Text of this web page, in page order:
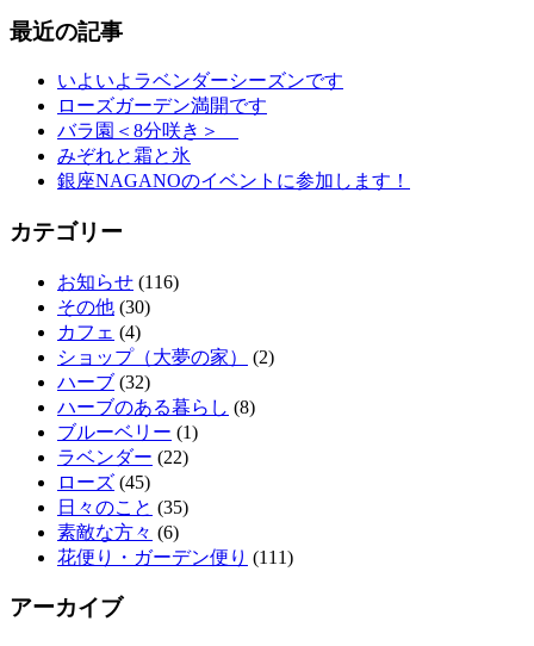
最近の記事
いよいよラベンダーシーズンです
ローズガーデン満開です
バラ園＜8分咲き＞
みぞれと霜と氷
銀座NAGANOのイベントに参加します！
カテゴリー
お知らせ (116)
その他 (30)
カフェ (4)
ショップ（大夢の家）
(2)
ハーブ (32)
ハーブのある暮らし (8)
ブルーベリー (1)
ラベンダー (22)
ローズ (45)
日々のこと (35)
素敵な方々 (6)
花便り・ガーデン便り (111)
アーカイブ